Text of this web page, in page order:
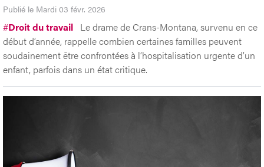
Publié le Mardi 03 févr. 2026
#Droit du travail Le drame de Crans-Montana, survenu en ce
début d’année, rappelle combien certaines familles peuvent
soudainement être confrontées à l’hospitalisation urgente d’un
enfant, parfois dans un état critique.